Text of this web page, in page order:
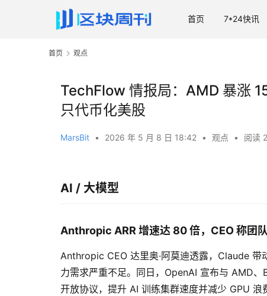
首页 7*24快讯
首页 观点
TechFlow 情报局：AMD 暴涨
只代币化美股
MarsBit • 2026 年 5 月 8 日 18:42 • 观点 • 阅读
AI / 大模型
Anthropic ARR 增速达 80 倍，CEO 称团
Anthropic CEO 达里奥·阿莫迪透露，Claude
力需求严重不足。同日，OpenAI 宣布与 AMD
开放协议，提升 AI 训练集群速度并减少 GPU 浪